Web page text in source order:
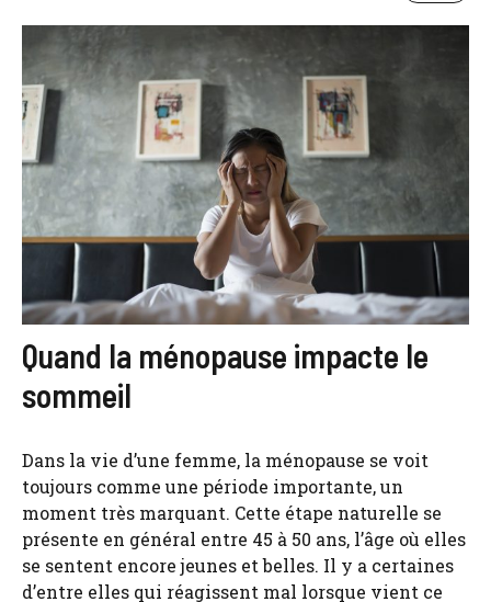
Quand la ménopause impacte le
sommeil
Dans la vie d’une femme, la ménopause se voit
toujours comme une période importante, un
moment très marquant. Cette étape naturelle se
présente en général entre 45 à 50 ans, l’âge où elles
se sentent encore jeunes et belles. Il y a certaines
d’entre elles qui réagissent mal lorsque vient ce